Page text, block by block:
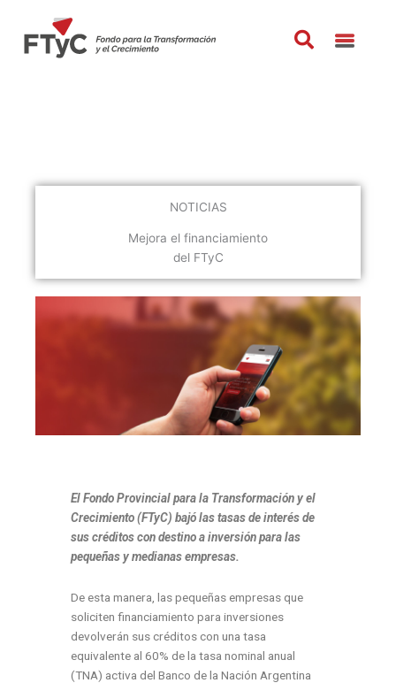
contenido
NOTICIAS
Mejora el financiamiento
del FTyC
El Fondo Provincial para la Transformación y el
Crecimiento (FTyC) bajó las tasas de interés de
sus créditos con destino a inversión para las
pequeñas y medianas empresas.
De esta manera, las pequeñas empresas que
soliciten financiamiento para inversiones
devolverán sus créditos con una tasa
equivalente al 60% de la tasa nominal anual
(TNA) activa del Banco de la Nación Argentina